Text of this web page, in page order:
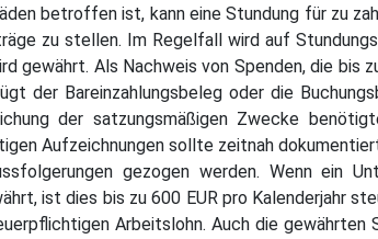
betroffen ist, kann eine Stundung für zu
zu stellen. Im Regelfall wird auf
gewährt. Als Nachweis von Spenden, die bis
der Bareinzahlungsbeleg oder die
der satzungsmäßigen Zwecke
Aufzeichnungen sollte zeitnah
gezogen werden. Wenn ein
ist dies bis zu 600 EUR pro Kalenderjahr
Arbeitslohn. Auch die gewährten